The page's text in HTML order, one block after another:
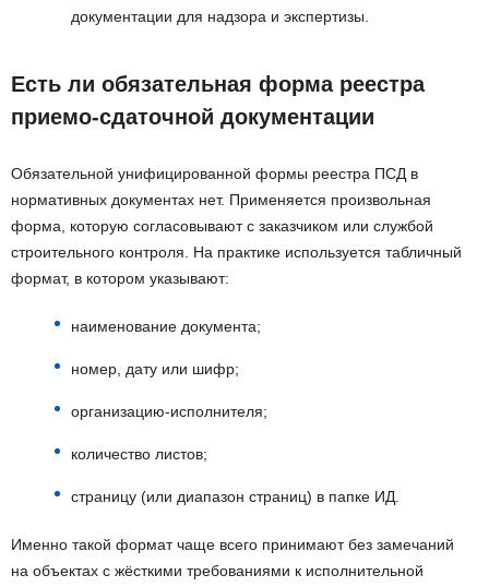
документации для надзора и экспертизы.
Есть ли обязательная форма реестра
приемо-сдаточной документации
Обязательной унифицированной формы реестра ПСД в
нормативных документах нет. Применяется произвольная
форма, которую согласовывают с заказчиком или службой
строительного контроля. На практике используется табличный
формат, в котором указывают:
наименование документа;
номер, дату или шифр;
организацию-исполнителя;
количество листов;
страницу (или диапазон страниц) в папке ИД.
Именно такой формат чаще всего принимают без замечаний
на объектах с жёсткими требованиями к исполнительной